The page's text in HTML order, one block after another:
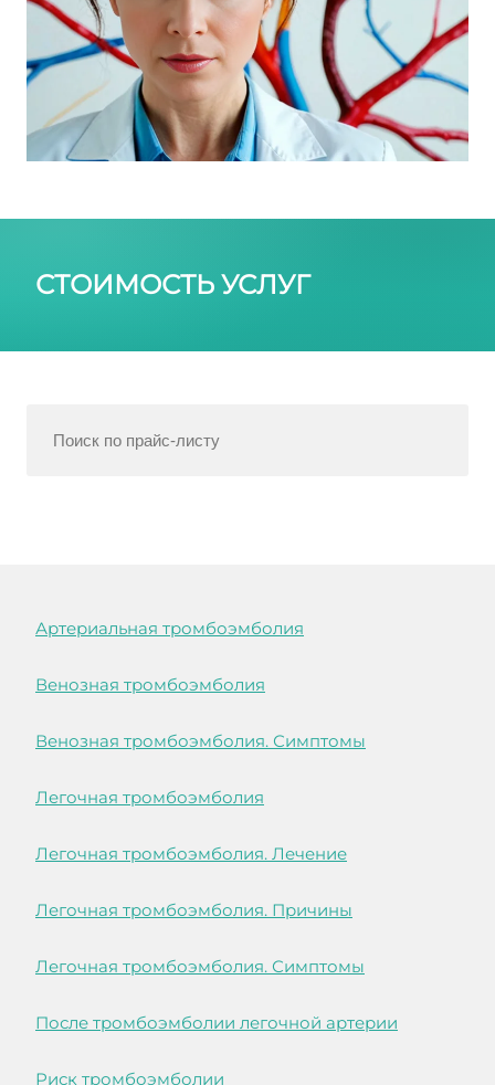
СТОИМОСТЬ УСЛУГ
Артериальная тромбоэмболия
Венозная тромбоэмболия
Венозная тромбоэмболия. Симптомы
Легочная тромбоэмболия
Легочная тромбоэмболия. Лечение
Легочная тромбоэмболия. Причины
Легочная тромбоэмболия. Симптомы
После тромбоэмболии легочной артерии
Риск тромбоэмболии